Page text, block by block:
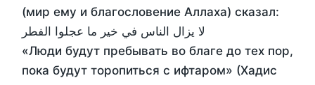
(мир ему и благословение Аллаха) сказал:
لا يزال الناس في خير ما عجلوا الفطر
«Люди будут пребывать во благе до тех пор,
пока будут торопиться с ифтаром» (Хадис